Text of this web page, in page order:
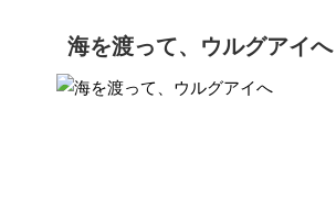
海を渡って、ウルグアイへ